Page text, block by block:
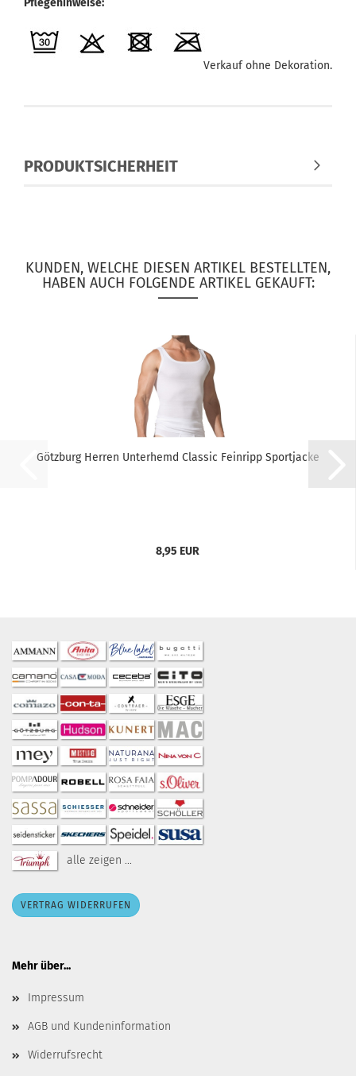
Pflegehinweise:
Verkauf ohne Dekoration.
PRODUKTSICHERHEIT
KUNDEN, WELCHE DIESEN ARTIKEL BESTELLTEN,
HABEN AUCH FOLGENDE ARTIKEL GEKAUFT:
Götzburg Herren Unterhemd Classic Feinripp Sportjacke
8,95 EUR
alle zeigen ...
VERTRAG WIDERRUFEN
Mehr über...
Impressum
AGB und Kundeninformation
Widerrufsrecht